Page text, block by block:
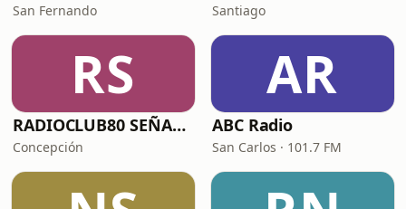
San Fernando Santiago
RS
RADIOCLUB80 SEÑAL CLASICOS
Concepción
AR
ABC Radio
San Carlos · 101.7 FM